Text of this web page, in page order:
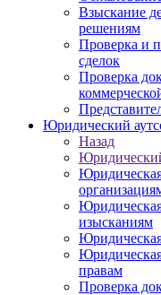
Взыскание
решениям
Проверка и
сделок
Проверка
Юридический
Назад
изысканиям
правам
Проверка